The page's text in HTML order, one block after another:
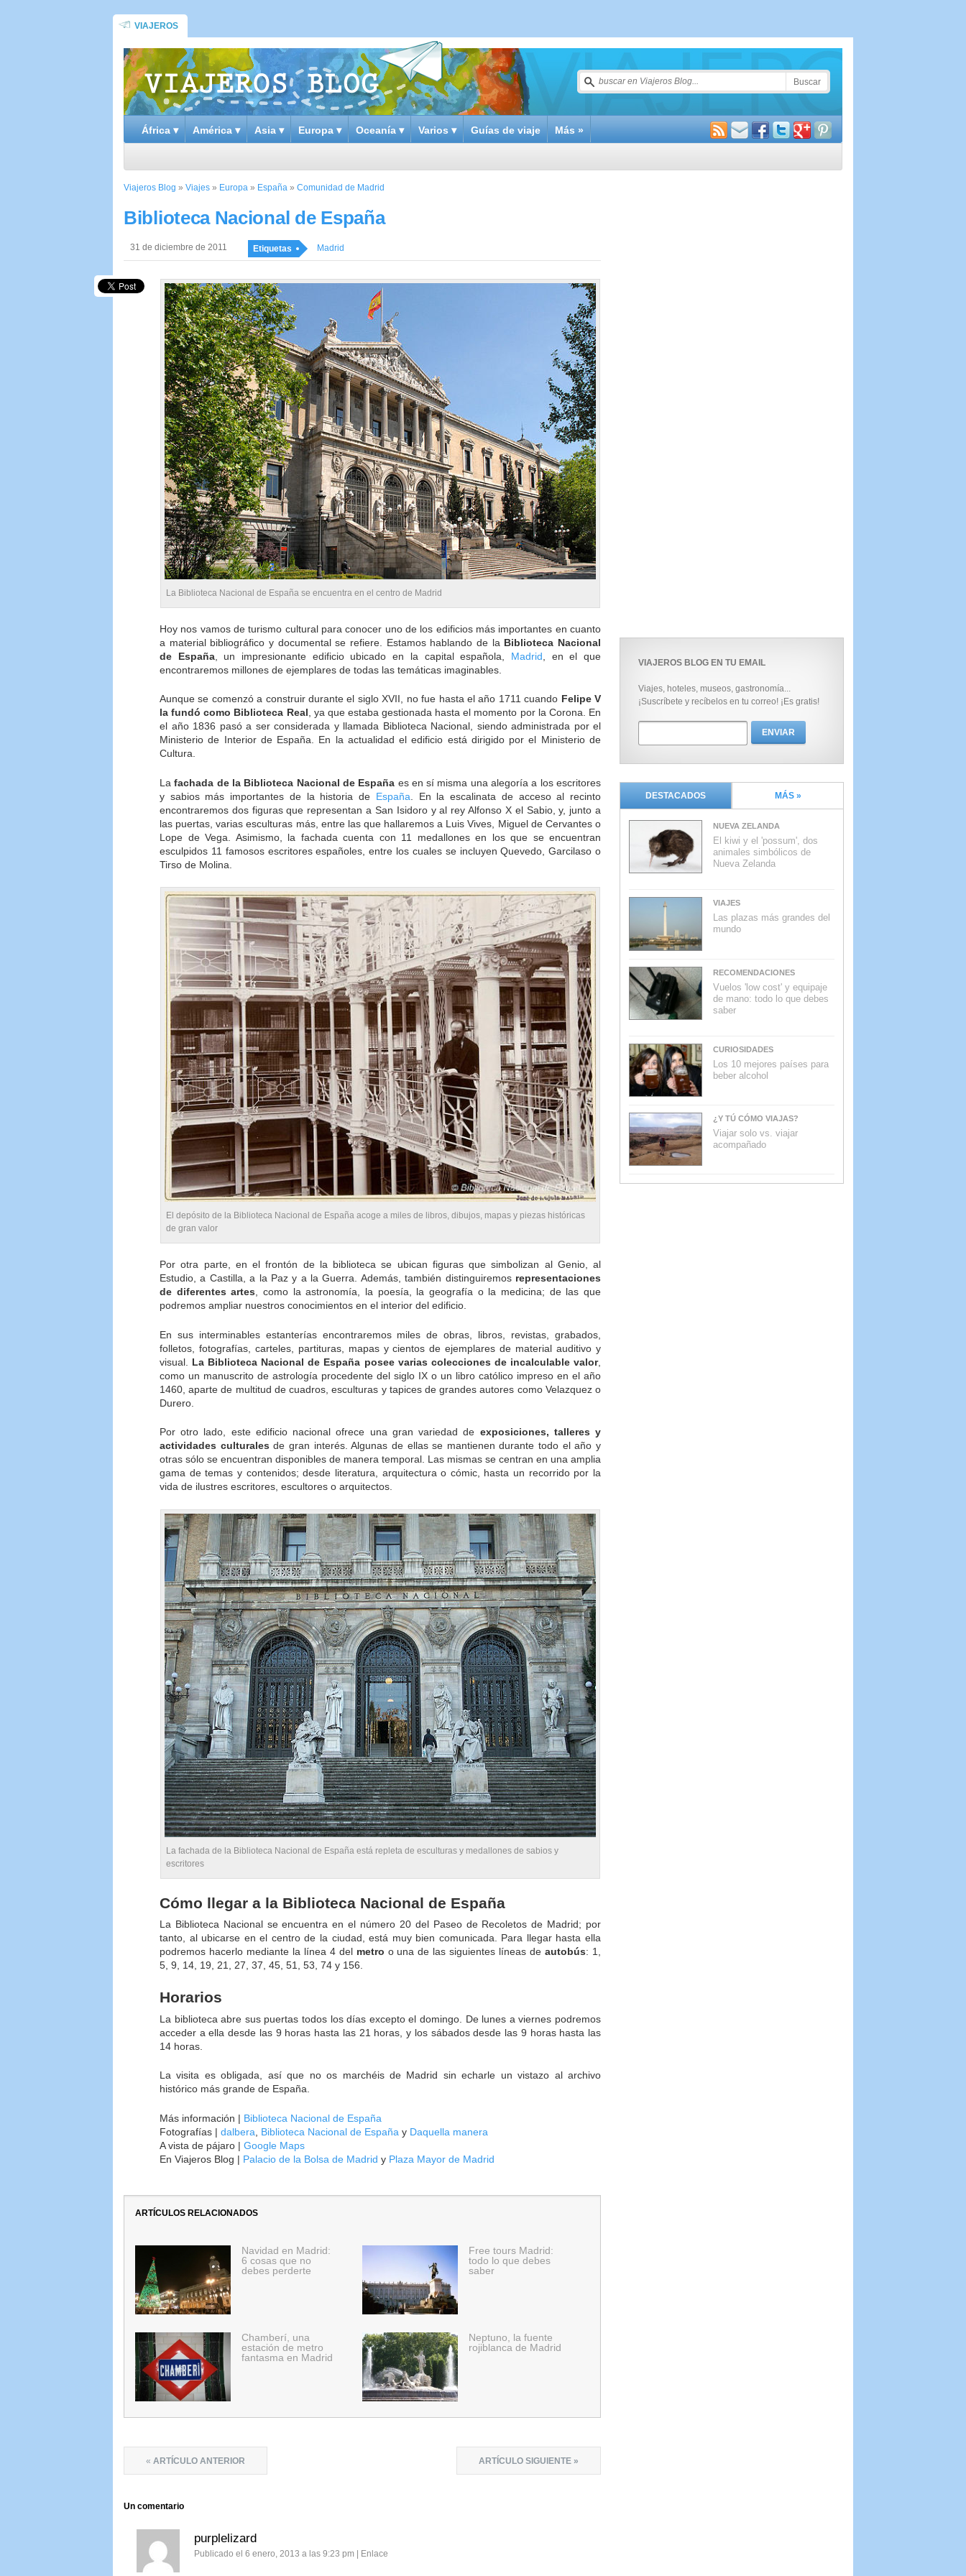
VIAJEROS
África ▾ América ▾ Asia ▾ Europa ▾ Oceanía ▾ Varios ▾ Guías de viaje Más »
Viajeros Blog » Viajes » Europa » España » Comunidad de Madrid
Biblioteca Nacional de España
31 de diciembre de 2011 Etiquetas Madrid
La Biblioteca Nacional de España se encuentra en el centro de Madrid
Hoy nos vamos de turismo cultural para conocer uno de los edificios más importantes en cuanto
a material bibliográfico y documental se refiere. Estamos hablando de la Biblioteca Nacional
de España, un impresionante edificio ubicado en la capital española, Madrid , en el que
encontraremos millones de ejemplares de todas las temáticas imaginables.
Aunque se comenzó a construir durante el siglo XVII, no fue hasta el año 1711 cuando Felipe V
la fundó como Biblioteca Real, ya que estaba gestionada hasta el momento por la Corona. En
el año 1836 pasó a ser considerada y llamada Biblioteca Nacional, siendo administrada por el
Ministerio de Interior de España. En la actualidad el edificio está dirigido por el Ministerio de
Cultura.
Lafachada de la Biblioteca Nacional de España es en sí misma una alegoría a los escritores
y sabios más importantes de la historia de España . En la escalinata de acceso al recinto
encontraremos dos figuras que representan a San Isidoro y al rey Alfonso X el Sabio, y, junto a
las puertas, varias esculturas más, entre las que hallaremos a Luis Vives, Miguel de Cervantes o
Lope de Vega. Asimismo, la fachada cuenta con 11 medallones en los que se encuentran
esculpidos 11 famosos escritores españoles, entre los cuales se incluyen Quevedo, Garcilaso o
Tirso de Molina.
El depósito de la Biblioteca Nacional de España acoge a miles de libros, dibujos, mapas y piezas históricas
de gran valor
Por otra parte, en el frontón de la biblioteca se ubican figuras que simbolizan al Genio, al
Estudio, a Castilla, a la Paz y a la Guerra. Además, también distinguiremos representaciones
de diferentes artes, como la astronomía, la poesía, la geografía o la medicina; de las que
podremos ampliar nuestros conocimientos en el interior del edificio.
En sus interminables estanterías encontraremos miles de obras, libros, revistas, grabados,
folletos, fotografías, carteles, partituras, mapas y cientos de ejemplares de material auditivo y
visual. La Biblioteca Nacional de España posee varias colecciones de incalculable valor,
como un manuscrito de astrología procedente del siglo IX o un libro católico impreso en el año
1460, aparte de multitud de cuadros, esculturas y tapices de grandes autores como Velazquez o
Durero.
Por otro lado, este edificio nacional ofrece una gran variedad de exposiciones, talleres y
actividades culturales de gran interés. Algunas de ellas se mantienen durante todo el año y
otras sólo se encuentran disponibles de manera temporal. Las mismas se centran en una amplia
gama de temas y contenidos; desde literatura, arquitectura o cómic, hasta un recorrido por la
vida de ilustres escritores, escultores o arquitectos.
La fachada de la Biblioteca Nacional de España está repleta de esculturas y medallones de sabios y
escritores
Cómo llegar a la Biblioteca Nacional de España
La Biblioteca Nacional se encuentra en el número 20 del Paseo de Recoletos de Madrid; por
tanto, al ubicarse en el centro de la ciudad, está muy bien comunicada. Para llegar hasta ella
podremos hacerlo mediante la línea 4 del metro o una de las siguientes líneas deautobús: 1,
5, 9, 14, 19, 21, 27, 37, 45, 51, 53, 74 y 156.
Horarios
La biblioteca abre sus puertas todos los días excepto el domingo. De lunes a viernes podremos
acceder a ella desde las 9 horas hasta las 21 horas, y los sábados desde las 9 horas hasta las
14 horas.
La visita es obligada, así que no os marchéis de Madrid sin echarle un vistazo al archivo
histórico más grande de España.
Más información | Biblioteca Nacional de España
Fotografías | dalbera Biblioteca Nacional de España y Daquella manera
A vista de pájaro | Google Maps
En Viajeros Blog | Palacio de la Bolsa de Madrid y Plaza Mayor de Madrid
ARTÍCULOS RELACIONADOS
Navidad en Madrid:
6 cosas que no
debes perderte
Free tours Madrid:
todo lo que debes
saber
Chamberí, una
estación de metro
fantasma en Madrid
Neptuno, la fuente
rojiblanca de Madrid
« ARTÍCULO ANTERIOR ARTÍCULO SIGUIENTE »
Un comentario
purplelizard
Publicado el 6 enero, 2013 a las 9:23 pm Enlace
VIAJEROS BLOG EN TU EMAIL
Viajes, hoteles, museos, gastronomía...
¡Suscríbete y recíbelos en tu correo! ¡Es gratis!
DESTACADOS MÁS »
NUEVA ZELANDA
El kiwi y el 'possum', dos
animales simbólicos de
Nueva Zelanda
VIAJES
Las plazas más grandes del
mundo
RECOMENDACIONES
Vuelos 'low cost' y equipaje
de mano: todo lo que debes
saber
CURIOSIDADES
Los 10 mejores países para
beber alcohol
¿Y TÚ CÓMO VIAJAS?
Viajar solo vs. viajar
acompañado